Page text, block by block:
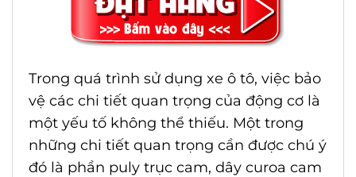
Trong quá trình sử dụng xe ô tô, việc bảo
vệ các chi tiết quan trọng của động cơ là
một yếu tố không thể thiếu. Một trong
những chi tiết quan trọng cần được chú ý
đó là phần puly trục cam, dây curoa cam